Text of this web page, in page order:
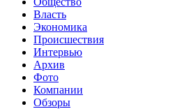
Власть
Экономика
Происшествия
Интервью
Архив
Фото
Компании
Обзоры